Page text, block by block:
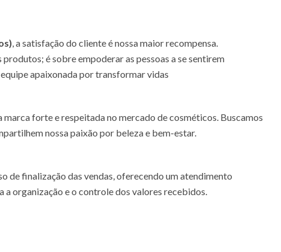
, a satisfação do cliente é nossa maior recompensa.
é sobre empoderar as pessoas a se sentirem
apaixonada por transformar vidas
forte e respeitada no mercado de cosméticos. Buscamos
nossa paixão por beleza e bem-estar.
de finalização das vendas, oferecendo um atendimento
organização e o controle dos valores recebidos.